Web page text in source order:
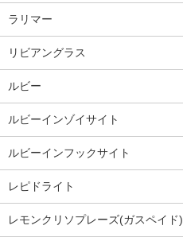
ラリマー
リビアングラス
ルビー
ルビーインゾイサイト
ルビーインフックサイト
レピドライト
レモンクリソプレーズ(ガスペイド)